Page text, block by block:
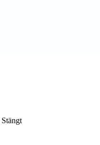
Stängt